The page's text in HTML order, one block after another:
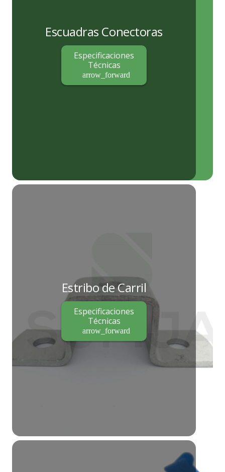
Escuadras Conectoras
Especificaciones
Técnicas
arrow_forward
Estribo de Carril
Especificaciones
Técnicas
arrow_forward